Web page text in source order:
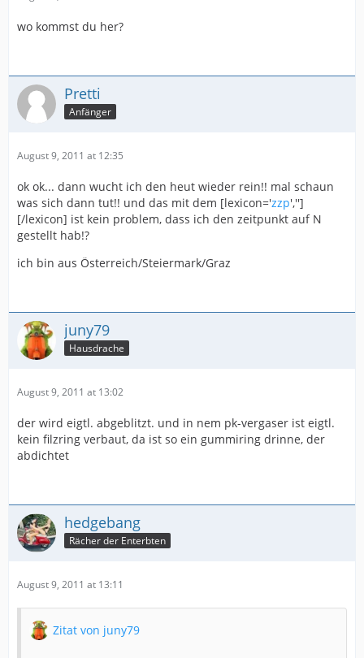
wo kommst du her?
Pretti
Anfänger
August 9, 2011 at 12:35
ok ok... dann wucht ich den heut wieder rein!! mal schaun
was sich dann tut!! und das mit dem [lexicon='zzp','']
[/lexicon] ist kein problem, dass ich den zeitpunkt auf N
gestellt hab!?
ich bin aus Österreich/Steiermark/Graz
juny79
Hausdrache
August 9, 2011 at 13:02
der wird eigtl. abgeblitzt. und in nem pk-vergaser ist eigtl.
kein filzring verbaut, da ist so ein gummiring drinne, der
abdichtet
hedgebang
Rächer der Enterbten
August 9, 2011 at 13:11
Zitat von juny79